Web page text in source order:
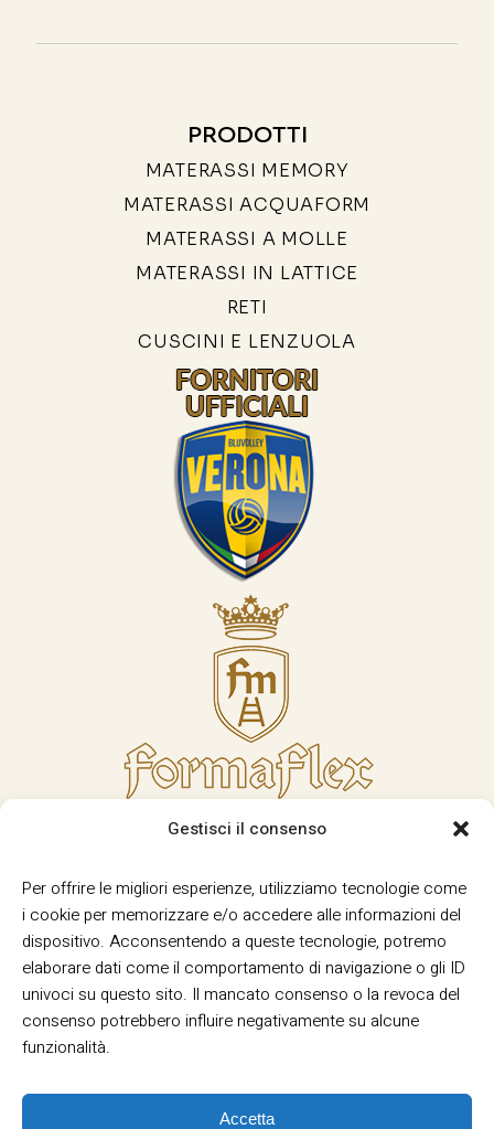
Gestisci il consenso
Per offrire le migliori esperienze, utilizziamo tecnologie come
i cookie per memorizzare e/o accedere alle informazioni del
dispositivo. Acconsentendo a queste tecnologie, potremo
elaborare dati come il comportamento di navigazione o gli ID
univoci su questo sito. Il mancato consenso o la revoca del
consenso potrebbero influire negativamente su alcune
funzionalità.
Accetta
PRODOTTI
MATERASSI MEMORY
MATERASSI ACQUAFORM
MATERASSI A MOLLE
MATERASSI IN LATTICE
RETI
CUSCINI E LENZUOLA